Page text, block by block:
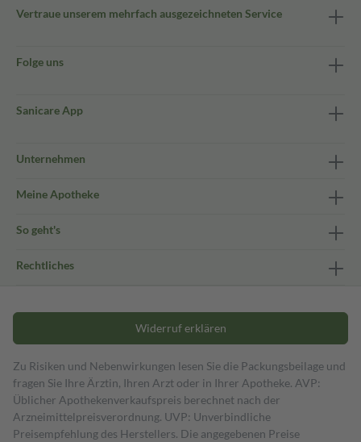
Vertraue unserem mehrfach ausgezeichneten Service
Folge uns
Sanicare App
Unternehmen
Meine Apotheke
So geht's
Rechtliches
Widerruf erklären
Zu Risiken und Nebenwirkungen lesen Sie die Packungsbeilage und
fragen Sie Ihre Ärztin, Ihren Arzt oder in Ihrer Apotheke. AVP:
Üblicher Apothekenverkaufspreis berechnet nach der
Arzneimittelpreisverordnung. UVP: Unverbindliche
Preisempfehlung des Herstellers. Die angegebenen Preise